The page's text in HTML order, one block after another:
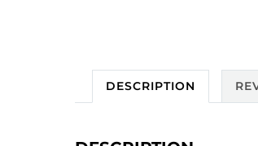
DESCRIPTION